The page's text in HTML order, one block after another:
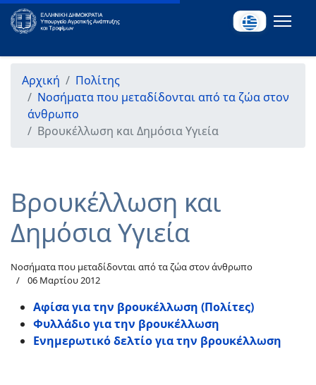
Αρχική
Πολίτης
Νοσήματα που μεταδίδονται από τα ζώα στον
άνθρωπο
Βρουκέλλωση και Δημόσια Υγιεία
Βρουκέλλωση και
Δημόσια Υγιεία
Νοσήματα που μεταδίδονται από τα ζώα στον άνθρωπο
06 Μαρτίου 2012
Αφίσα για την βρουκέλλωση (Πολίτες)
Φυλλάδιο για την βρουκέλλωση
Ενημερωτικό δελτίο για την βρουκέλλωση